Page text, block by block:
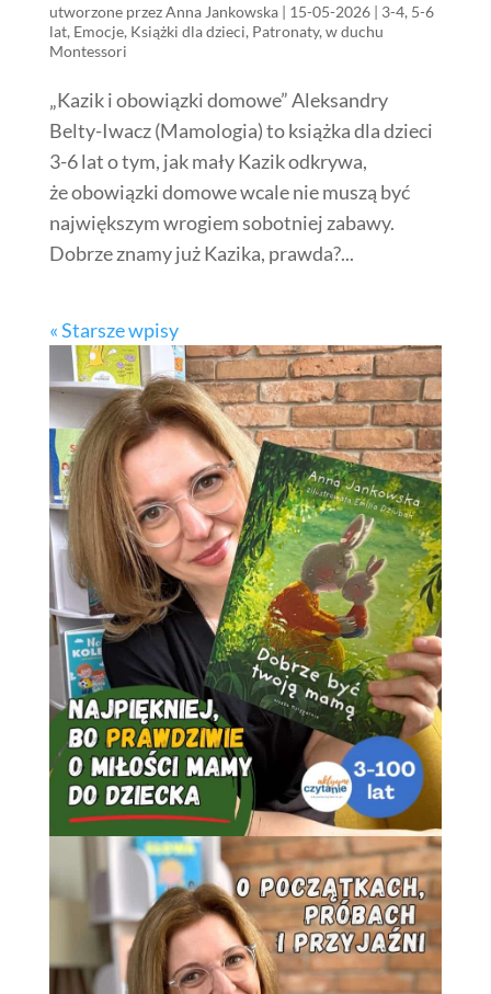
utworzone przezAnna Jankowska| 15-05-2026| 3-4, 5-6
lat, Emocje, Książki dla dzieci, Patronaty, w duchu
Montessori
„Kazik i obowiązki domowe” Aleksandry
Belty-Iwacz (Mamologia) to książka dla dzieci
3-6 lat o tym, jak mały Kazik odkrywa,
że obowiązki domowe wcale nie muszą być
największym wrogiem sobotniej zabawy.
Dobrze znamy już Kazika, prawda?...
« Starsze wpisy